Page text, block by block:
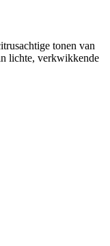
tonen van
lichte, verkwikkende